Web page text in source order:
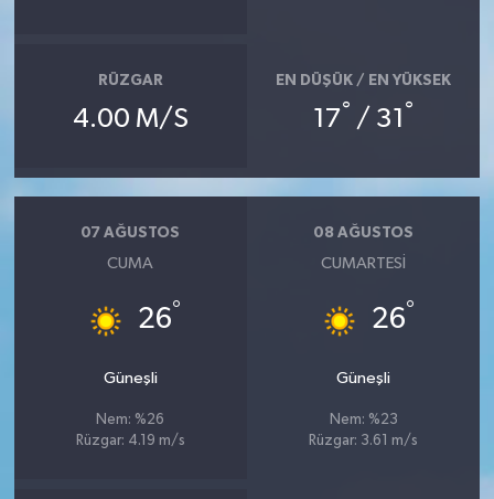
RÜZGAR
4.00 M/S
EN DÜŞÜK / EN YÜKSEK
17° / 31 °
07 AĞUSTOS
CUMA
26°
Güneşli
Nem: %26
Rüzgar: 4.19 m/s
08 AĞUSTOS
CUMARTESI
26°
Güneşli
Nem: %23
Rüzgar: 3.61 m/s